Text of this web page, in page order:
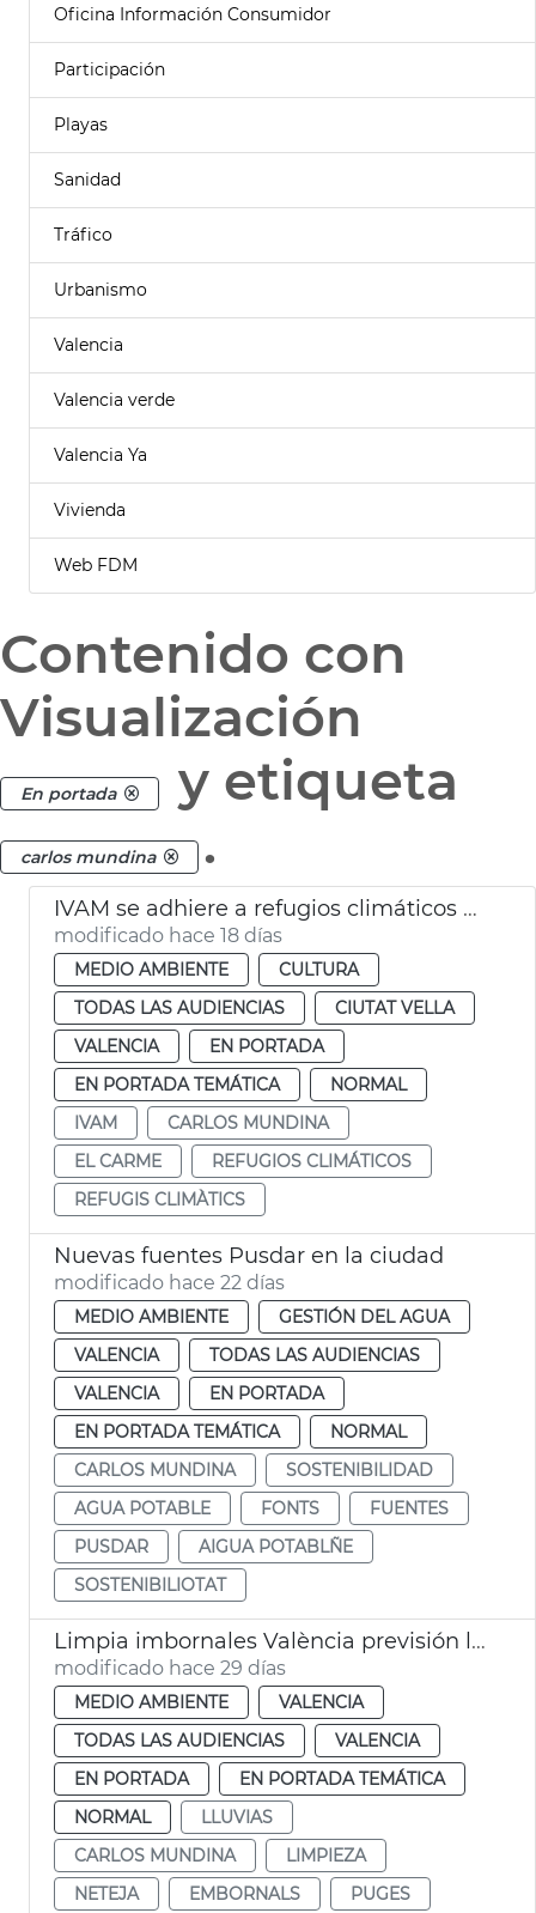
Oficina Información Consumidor
Participación
Playas
Sanidad
Tráfico
Urbanismo
Valencia
Valencia verde
Valencia Ya
Vivienda
Web FDM
Contenido con
Visualización
En portada y etiqueta
carlos mundina .
IVAM se adhiere a refugios climáticos València
modificado hace 18 días
MEDIO AMBIENTE
CULTURA
TODAS LAS AUDIENCIAS
CIUTAT VELLA
VALENCIA
EN PORTADA
EN PORTADA TEMÁTICA
NORMAL
IVAM
CARLOS MUNDINA
EL CARME
REFUGIOS CLIMÁTICOS
REFUGIS CLIMÀTICS
Nuevas fuentes Pusdar en la ciudad
modificado hace 22 días
MEDIO AMBIENTE
GESTIÓN DEL AGUA
VALENCIA
TODAS LAS AUDIENCIAS
VALENCIA
EN PORTADA
EN PORTADA TEMÁTICA
NORMAL
CARLOS MUNDINA
SOSTENIBILIDAD
AGUA POTABLE
FONTS
FUENTES
PUSDAR
AIGUA POTABLÑE
SOSTENIBILIOTAT
Limpia imbornales València previsión lluvias verano
modificado hace 29 días
MEDIO AMBIENTE
VALENCIA
TODAS LAS AUDIENCIAS
VALENCIA
EN PORTADA
EN PORTADA TEMÁTICA
NORMAL
LLUVIAS
CARLOS MUNDINA
LIMPIEZA
NETEJA
EMBORNALS PUGES